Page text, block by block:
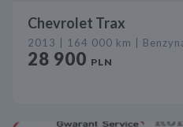
Chevrolet Trax
2013 | 164 000 km |
28 900 PLN